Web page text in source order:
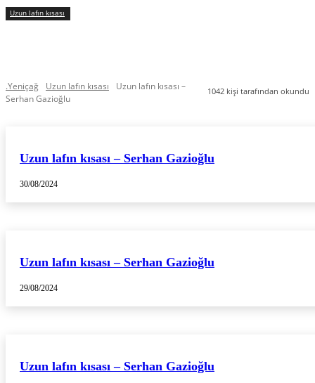
Uzun lafın kısası
1042 kişi tarafından okundu
.Yeniçağ Uzun lafın kısası
Uzun lafın kısası –
Serhan Gazioğlu
Uzun lafın kısası – Serhan Gazioğlu
30/08/2024
Uzun lafın kısası – Serhan Gazioğlu
29/08/2024
Uzun lafın kısası – Serhan Gazioğlu